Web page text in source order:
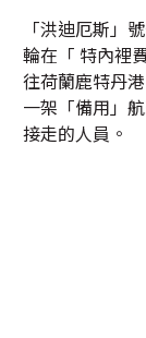
「洪迪厄斯」
輪在「 特內裡
往荷蘭鹿特丹
一架「備用」
接走的人員。